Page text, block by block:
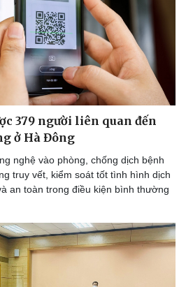
379 người liên quan đến
ở Hà Đông
nghệ vào phòng, chống dịch bệnh
truy vết, kiểm soát tốt tình hình dịch
an toàn trong điều kiện bình thường